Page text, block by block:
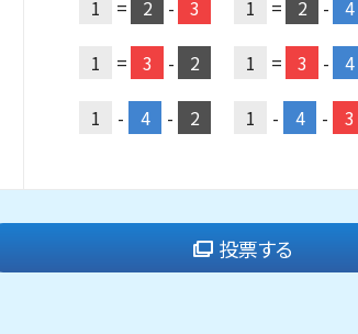
1 = 2 - 3 1 = 2 - 4
1 = 3 - 2 1 = 3 - 4
1 - 4 - 2 1 - 4 - 3
投票する